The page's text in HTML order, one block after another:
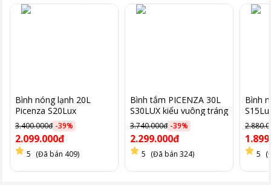
Công nghệ cảm biến nhiệt tự động
Sản phẩm được trang bị cảm biến nhiệt tự động, giúp ngắt điện
Bình nóng lạnh 20L
Picenza S20Lux
3.400.000đ -39%
2.099.000đ
5 (Đã bán 409)
Bình tắm PICENZA 30L
S30LUX kiểu vuông tráng
titan-chống rò điện
3.740.000đ -39%
2.299.000đ
5 (Đã bán 324)
Bình
5